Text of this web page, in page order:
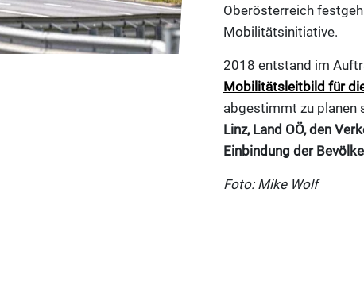
Oberösterreich
Mobilitätsinitiative.
2018 entstand im
Mobilitätsleitbild für
abgestimmt zu planen
Linz, Land OÖ, den
Einbindung der
Foto: Mike Wolf